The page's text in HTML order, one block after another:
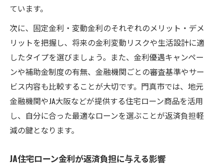
ています。
次に、固定金利・変動金利のそれぞれのメリット・デメ
リットを把握し、将来の金利変動リスクや生活設計に適
したタイプを選びましょう。また、金利優遇キャンペー
ンや補助金制度の有無、金融機関ごとの審査基準やサー
ビス内容も比較することが大切です。門真市では、地元
金融機関やJA大阪などが提供する住宅ローン商品を活用
し、自分に合った最適なローンを選ぶことが返済負担軽
減の鍵となります。
JA住宅ローン金利が返済負担に与える影響